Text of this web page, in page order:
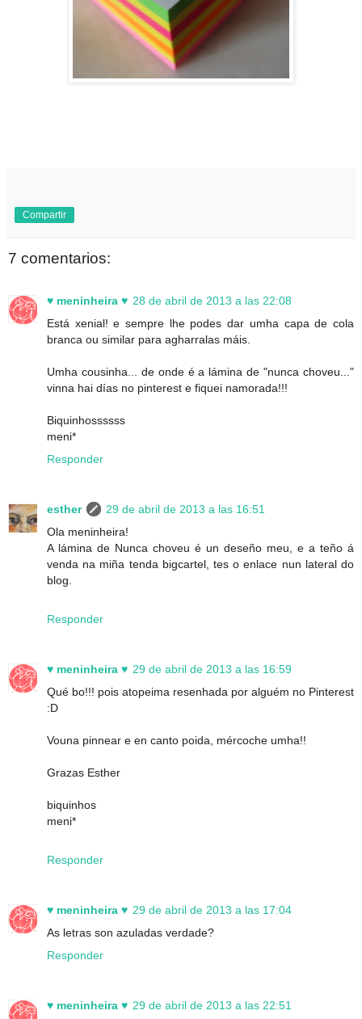
Compartir
7 comentarios:
♥ meninheira ♥ 28 de abril de 2013 a las 22:08
Está xenial! e sempre lhe podes dar umha capa de cola
branca ou similar para agharralas máis.
Umha cousinha... de onde é a lámina de "nunca choveu..."
vinna hai días no pinterest e fiquei namorada!!!
Biquinhossssss
meni*
Responder
esther
29 de abril de 2013 a las 16:51
Ola meninheira!
A lámina de Nunca choveu é un deseño meu, e a teño á
venda na miña tenda bigcartel, tes o enlace nun lateral do
blog.
Responder
♥ meninheira ♥ 29 de abril de 2013 a las 16:59
Qué bo!!! pois atopeima resenhada por alguém no Pinterest
:D
Vouna pinnear e en canto poida, mércoche umha!!
Grazas Esther
biquinhos
meni*
Responder
♥ meninheira ♥ 29 de abril de 2013 a las 17:04
As letras son azuladas verdade?
Responder
♥ meninheira ♥ 29 de abril de 2013 a las 22:51